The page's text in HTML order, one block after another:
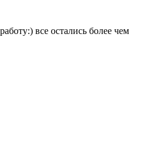
все остались более чем